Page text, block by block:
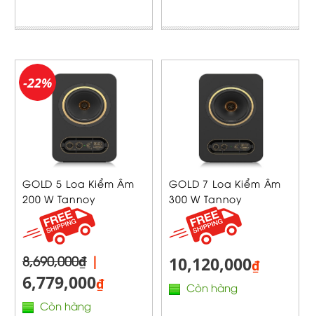
GOLD 5 Loa Kiểm Âm
200 W Tannoy
8,690,000₫|
6,779,000₫
Còn hàng
-22%
GOLD 7 Loa Kiểm Âm
300 W Tannoy
10,120,000₫
Còn hàng